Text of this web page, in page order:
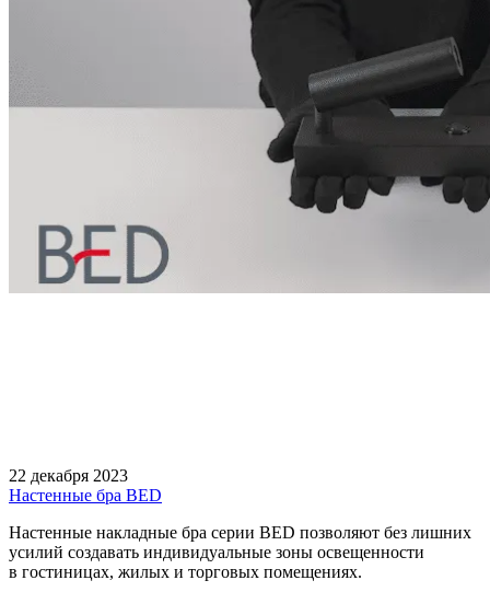
22 декабря 2023
Настенные бра BED
Настенные накладные бра серии BED позволяют без лишних
усилий создавать индивидуальные зоны освещенности
в гостиницах, жилых и торговых помещениях.